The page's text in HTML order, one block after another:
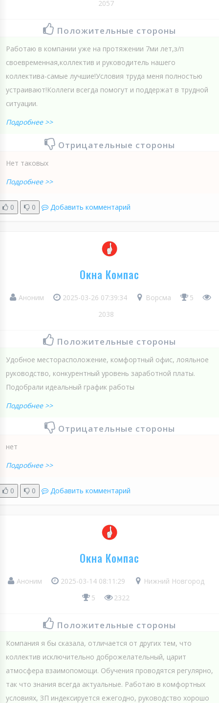
2057
Положительные стороны
Работаю в компании уже на протяжении 7ми лет,з/п
своевременная,коллектив и руководитель нашего
коллектива-самые лучшие!Условия труда меня полностью
устраивают!Коллеги всегда помогут и поддержат в трудной
ситуации.
Подробнее >>
Отрицательные стороны
Нет таковых
Подробнее >>
0 0 Добавить комментарий
Окна Компас
Аноним 2025-03-26 07:39:34 Ворсма
5
2038
Положительные стороны
Удобное месторасположение, комфортный офис, лояльное
руководство, конкурентный уровень заработной платы.
Подобрали идеальный график работы
Подробнее >>
Отрицательные стороны
нет
Подробнее >>
0 0 Добавить комментарий
Окна Компас
Аноним 2025-03-14 08:11:29
Нижний Новгород
5
2322
Положительные стороны
Компания я бы сказала, отличается от других тем, что
коллектив исключительно доброжелательный, царит
атмосфера взаимопомощи. Обучения проводятся регулярно,
так что знания всегда актуальные. Работаю в комфортных
условиях, ЗП индексируется ежегодно, руководство хорошо